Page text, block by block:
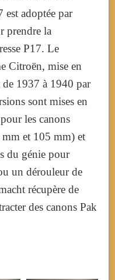
adoptée par
prendre la
P17. Le
Citroën, mise en
1937 à 1940 par
sont mises en
les canons
mm et 105 mm) et
du génie pour
un dérouleur de
récupère de
des canons Pak